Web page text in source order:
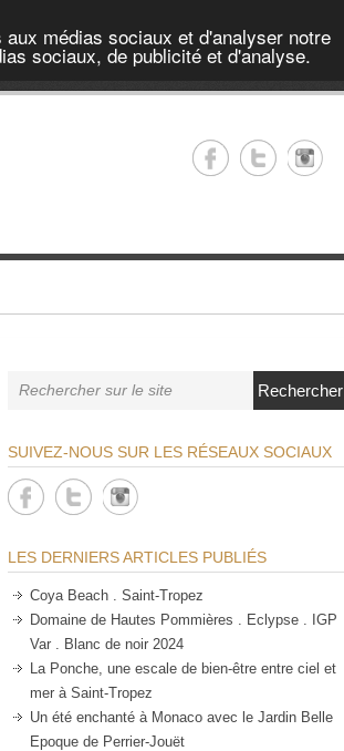
médias sociaux et d'analyser notre
sociaux, de publicité et d'analyse.
Rechercher
SUIVEZ-NOUS SUR LES RÉSEAUX SOCIAUX
LES DERNIERS ARTICLES PUBLIÉS
Coya Beach . Saint-Tropez
Domaine de Hautes Pommières . Eclypse . IGP
Var . Blanc de noir 2024
La Ponche, une escale de bien-être entre ciel et
mer à Saint-Tropez
Un été enchanté à Monaco avec le Jardin Belle
Epoque de Perrier-Jouët